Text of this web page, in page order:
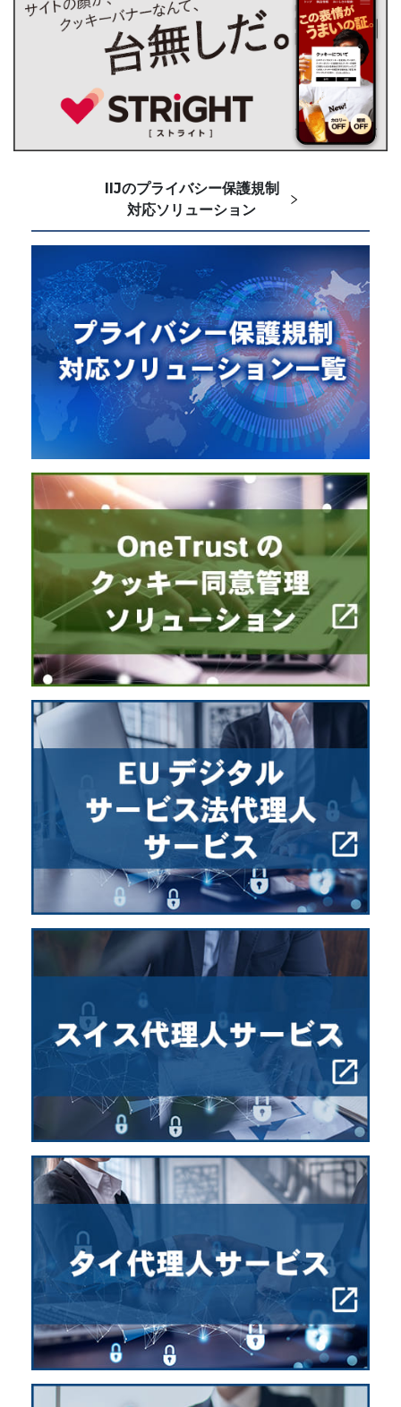
IIJのプライバシー保護規制
対応ソリューション